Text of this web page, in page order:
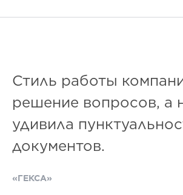
Стиль работы
решение вопросов, а
удивила
документов.
«ГЕКСА»